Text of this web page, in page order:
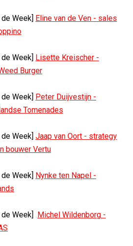
Week] Eline van de Ven - sales
Week] Lisette Kreischer -
Burger
Week] Peter Duijvestijn -
Tomenades
Week] Jaap van Oort - strategy
bouwer Vertu
Week] Nynke ten Napel -
Week] Michel Wildenborg -